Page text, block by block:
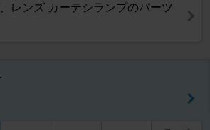
レンズ カーテシランプのパーツ